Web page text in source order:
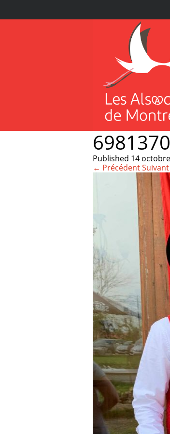
Published 14
← Précédent